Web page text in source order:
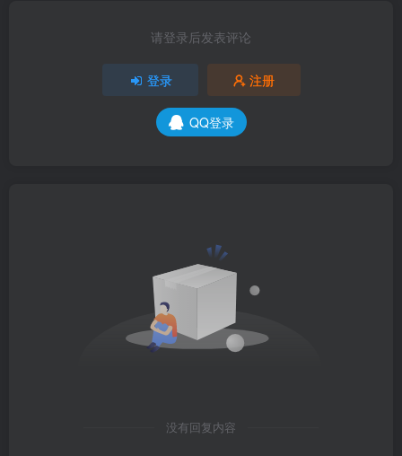
请登录后发表评论
登录 注册
QQ登录
没有回复内容